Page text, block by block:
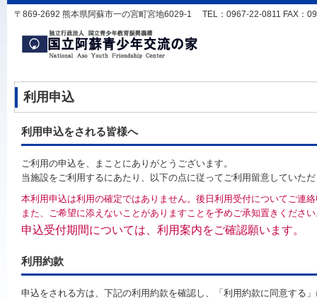
〒869-2692 熊本県阿蘇市一の宮町宮地6029-1 TEL：0967-22-0811 FAX：
利用申込
利用申込をされる皆様へ
ご利用の申込を、まことにありがとうございます。
当施設をご利用するにあたり、以下の点に従ってご利用留意していた
本利用申込は利用の確定ではありません。後日利用受付についてご連
また、ご希望に添えないことがありますことを予めご承知置きくださ
申込受付期間については、利用案内をご確認願います。
利用約款
申込をされる方は、下記の利用約款を確認し、「利用約款に同意する